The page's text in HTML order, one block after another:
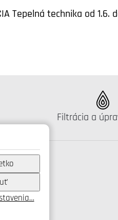
Tepelná technika od 1.6.
Katalógus:
Filtrácia a